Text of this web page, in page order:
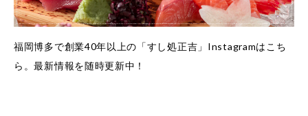
福岡博多で創業40年以上の「すし処正吉」Instagramはこち
ら。最新情報を随時更新中！